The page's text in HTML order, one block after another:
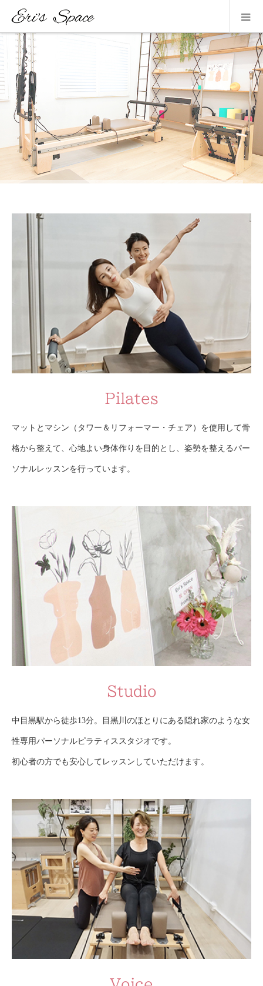
Pilates
マットとマシン（タワー＆リフォーマー・チェア）を使用して骨
格から整えて、心地よい身体作りを目的とし、姿勢を整えるパー
ソナルレッスンを行っています。
Studio
中目黒駅から徒歩13分。目黒川のほとりにある隠れ家のような女
性専用パーソナルピラティススタジオです。
初心者の方でも安心してレッスンしていただけます。